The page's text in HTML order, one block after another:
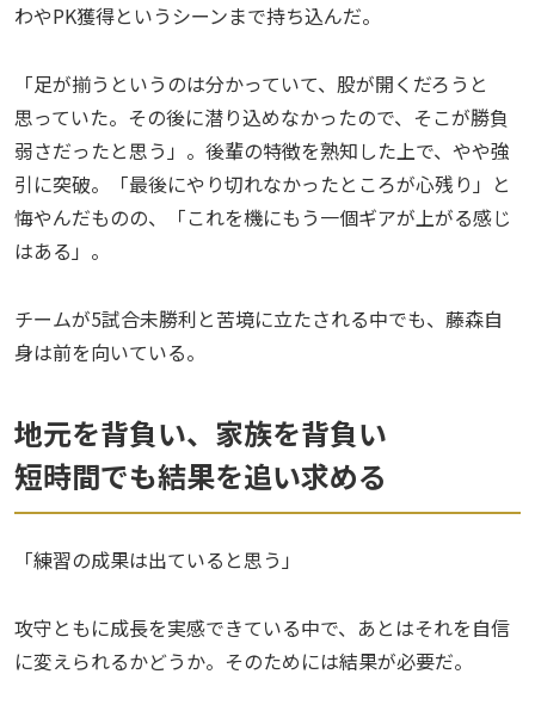
わやPK獲得というシーンまで持ち込んだ。
「足が揃うというのは分かっていて、股が開くだろうと
思っていた。その後に潜り込めなかったので、そこが勝負
弱さだったと思う」。後輩の特徴を熟知した上で、やや強
引に突破。「最後にやり切れなかったところが心残り」と
悔やんだものの、「これを機にもう一個ギアが上がる感じ
はある」。
チームが5試合未勝利と苦境に立たされる中でも、藤森自
身は前を向いている。
地元を背負い、家族を背負い
短時間でも結果を追い求める
「練習の成果は出ていると思う」
攻守ともに成長を実感できている中で、あとはそれを自信
に変えられるかどうか。そのためには結果が必要だ。